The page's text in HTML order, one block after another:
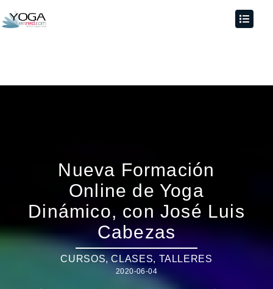
Nueva Formación
Online de Yoga
Dinámico, con José Luis
Cabezas
CURSOS, CLASES, TALLERES
2020-06-04